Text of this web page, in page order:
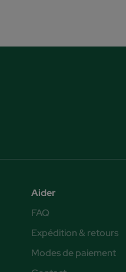
Aider
FAQ
Expédition & retours
Modes de paiement